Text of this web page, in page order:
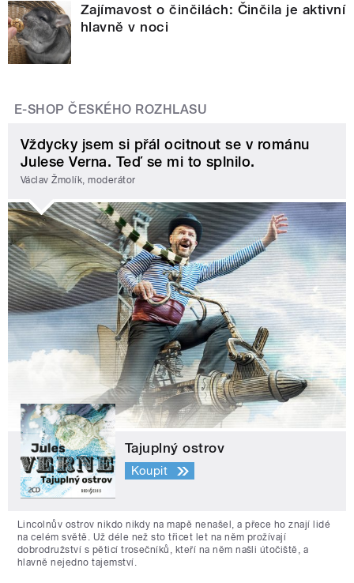
Zajímavost o činčilách: Činčila je aktivní
hlavně v noci
E-SHOP ČESKÉHO ROZHLASU
Vždycky jsem si přál ocitnout se v románu
Julese Verna. Teď se mi to splnilo.
Václav Žmolík, moderátor
Tajuplný ostrov
Koupit
Lincolnův ostrov nikdo nikdy na mapě nenašel, a přece ho znají lidé
na celém světě. Už déle než sto třicet let na něm prožívají
dobrodružství s pěticí trosečníků, kteří na něm našli útočiště, a
hlavně nejedno tajemství.